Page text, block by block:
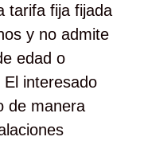
tarifa fija fijada
y no admite
edad o
interesado
de manera